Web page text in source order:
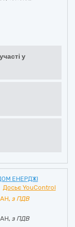
у
ЕНЕРДЖІ
Досьє YouControl
з ПДВ
з ПДВ